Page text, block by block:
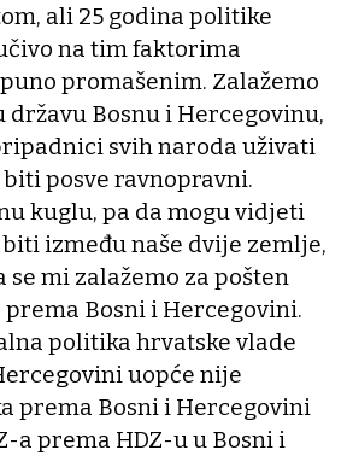
ali 25 godina politike
na tim faktorima
promašenim. Zalažemo
državu Bosnu i Hercegovinu,
svih naroda uživati
posve ravnopravni.
kuglu, pa da mogu vidjeti
između naše dvije zemlje,
se mi zalažemo za pošten
prema Bosni i Hercegovini.
politika hrvatske vlade
uopće nije
prema Bosni i Hercegovini
a prema HDZ-u u Bosni i